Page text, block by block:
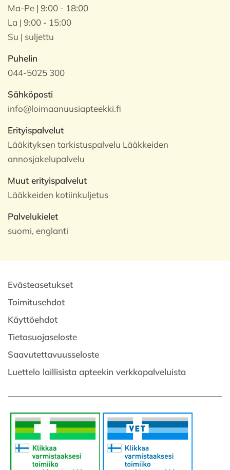
Ma-Pe | 9:00 - 18:00
La | 9:00 - 15:00
Su | suljettu
Puhelin
044-5025 300
Sähköposti
info@loimaanuusiapteekki.fi
Erityispalvelut
Lääkityksen tarkistuspalvelu Lääkkeiden
annosjakelupalvelu
Muut erityispalvelut
Lääkkeiden kotiinkuljetus
Palvelukielet
suomi, englanti
Evästeasetukset
Toimitusehdot
Käyttöehdot
Tietosuojaseloste
Saavutettavuusseloste
Luettelo laillisista apteekin verkkopalveluista